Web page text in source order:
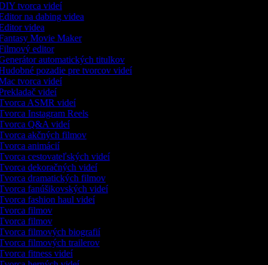
tvorca videí
na dabing videa
videa
Movie Maker
editor
automatických titulkov
pozadie pre tvorcov videí
tvorca videí
videí
ASMR videí
Instagram Reels
Q&A videí
akčných filmov
animácií
cestovateľských videí
dekoračných videí
dramatických filmov
fanúšikovských videí
fashion haul videí
filmov
filmov
filmových biografií
filmových trailerov
fitness videí